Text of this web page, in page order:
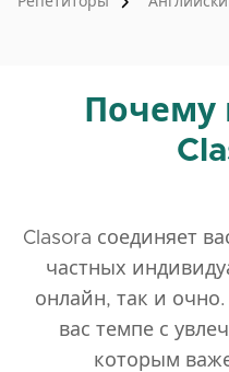
Clasora соединяет
частных
онлайн, так и
вас темпе с
которым